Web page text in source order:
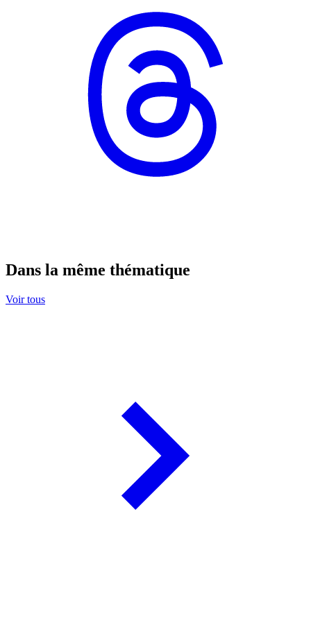
Dans la même thématique
Voir tous